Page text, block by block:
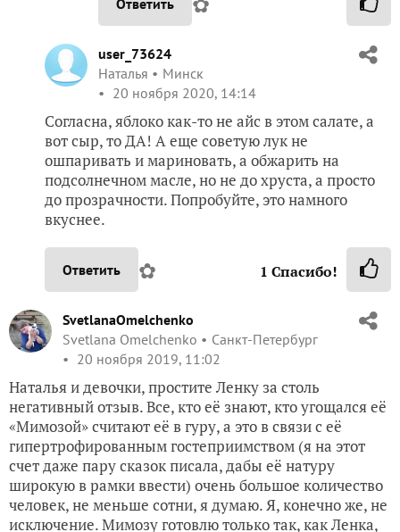
user_73624
Наталья
Минск
20 ноября 2020, 14:14
Согласна, яблоко как-то не айс в этом салате, а
вот сыр, то ДА! А еще советую лук не
ошпаривать и мариновать, а обжарить на
подсолнечном масле, но не до хруста, а просто
до прозрачности. Попробуйте, это намного
вкуснее.
Ответить ✿ 1 Спасибо!
SvetlanaOmelchenko
Svetlana Omelchenko
Санкт-Петербург
20 ноября 2019, 11:02
Наталья и девочки, простите Ленку за столь
негативный отзыв. Все, кто её знают, кто угощался её
«Мимозой» считают её в гуру, а это в связи с её
гипертрофированным гостеприимством (я на этот
счет даже пару сказок писала, дабы её натуру
широкую в рамки ввести) очень большое количество
человек, не меньше сотни, я думаю. Я, конечно же, не
исключение. Мимозу готовлю только так, как Ленка,